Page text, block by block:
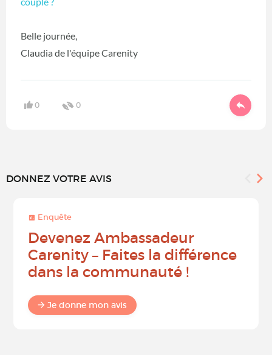
Belle journée,
Claudia de l'équipe Carenity
0 0
DONNEZ VOTRE AVIS
Enquête
Devenez Ambassadeur
Carenity – Faites la différence
dans la communauté !
Je donne mon avis